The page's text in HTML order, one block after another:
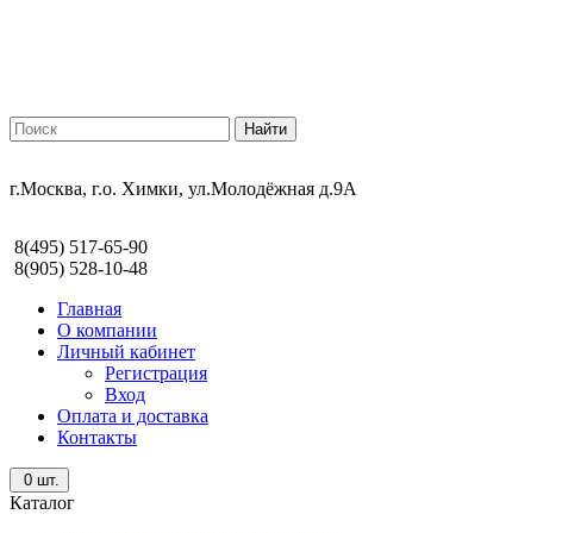
г.Москва, г.о. Химки, ул.Молодёжная д.9А
8(495) 517-65-90
8(905) 528-10-48
Главная
О компании
Личный кабинет
Регистрация
Вход
Оплата и доставка
Контакты
0 шт.
Каталог